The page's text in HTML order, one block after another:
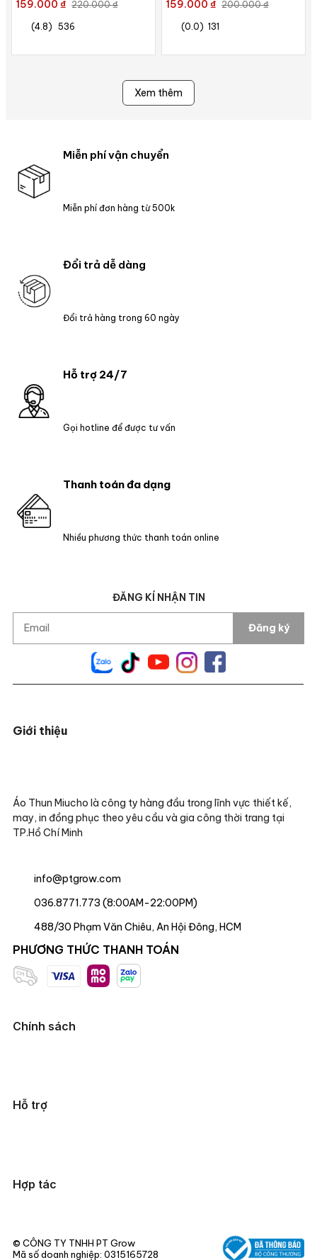
159.000 ₫ 220.000 ₫
(4.8) 536
159.000 ₫ 200.000 ₫
(0.0) 131
Xem thêm
Đổi trả dễ dàng
Đổi trả hàng trong 60 ngày
Hỗ trợ 24/7
Gọi hotline để được tư vấn
Thanh toán đa dạng
Nhiều phương thức thanh toán online
Miễn phí vận chuyển
Miễn phí đơn hàng từ 500k
© CÔNG TY TNHH PT Grow
Mã số doanh nghiệp: 0315165728
ĐĂNG KÍ NHẬN TIN
Đăng ký
Chính sách
Hỗ trợ
Hợp tác
Giới thiệu
Áo Thun Miucho là công ty hàng đầu trong lĩnh vực thiết kế,
may, in đồng phục theo yêu cầu và gia công thời trang tại
TP.Hồ Chí Minh
info@ptgrow.com
036.8771.773 (8:00AM-22:00PM)
488/30 Phạm Văn Chiêu, An Hội Đông, HCM
PHƯƠNG THỨC THANH TOÁN